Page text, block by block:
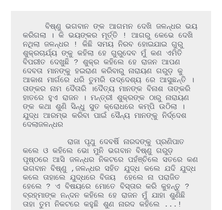
କରିଗଲା । କି ଭୟଙ୍କର ମୂର୍ତ୍ତି ! ଆଗରୁ କେଭେ ଦେଖି
ନଥିଲା ଜଳନ୍ଧର ! କିଛି ସମୟ ନିରବ ହୋଇଯାଇ ଗୁରୁ
ଶୁକ୍ରଚାର୍ଯ୍ୟ ଙ୍କୁ କହିଲା ହେ ଗୁରୁଦେବ ମୁଁ କଣ ଏମିତି
ବିପରୀତ ଦେଖୁଛି ? ଶୁକ୍ର କହିଲେ ହେ ରାଜନ ଆପଣ
ଦେବତା ମାନଙ୍କୁ ହଇରାଣ କରିବାରୁ ନାରାୟଣ ଗରୁଡ଼ କୁ
ଆକାଶ ମାର୍ଗରେ ଧରି ତୁମରି ଉଦ୍ଦେଶ୍ୟ ରେ ଆସୁଛନ୍ତି ।
ତାଙ୍କର ନାମ ଦୈତାରି ।ଦୈତ୍ୟ ମାନଙ୍କ ବିନାଶ ତାଙ୍କରି
ହାତରେ ହୁଏ ରାଜନ । ମନ୍ତ୍ରୀ ଶୁକ୍ରଙ୍କ ଠାରୁ ନାରାୟଣ
ଙ୍କ କଥା ଶୁଣି ସିନ୍ଧୁ ସୁତ କ୍ରୋଧରେ କମ୍ପି ଉଠିଲା ।
ଯୁଦ୍ଧ ଆରମ୍ଭ କରିବା ପାଇଁ ସୈନ୍ୟ ମାନଙ୍କୁ ନିର୍ଦ୍ଦେଶ
ଦେଲାଜଳନ୍ଧର
କଲେ ଓ କହିଲେ ଭୋ ମୁନି ଭଗବାନ ବିଷ୍ଣୁ ଗରୁଡ଼
ପୃଷ୍ଠରେ ଆସି ଜଳନ୍ଧର ନିକଟରେ ପହଁଞ୍ଚିଲେ ସତରେ କଣ
ଭଗବାନ ବିଷ୍ଣୁ ,ଜଳନ୍ଧର ସହିତ ଯୁଦ୍ଧ କଲେ ଯଦି ଯୁଦ୍ଧ
କଲେ ତାହାଲେ ଯୁଦ୍ଧରେ ବିଜୟ  ହେଲେ ନା ପରାଜିତ
ହେଲେ ? ଏ ବିଷୟରେ ମୋତେ ବିସ୍ତାର କରି କୁହନ୍ତୁ ?
ବ୍ରହ୍ମାଙ୍କ ନନ୍ଦନ କହିଲେ ହେ ରାଜନ ମୁଁ ଯାହା ଶୁଣିଛି
ତାହା ତୁମ ନିକଟରେ କହୁଛି ଶୁଣ ନାରଦ କହିଲେ ...!